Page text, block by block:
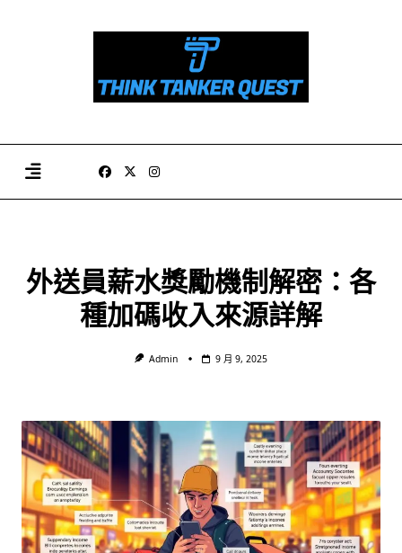
外送員薪水獎勵機制解密：各
種加碼收入來源詳解
Admin 9 月 9, 2025